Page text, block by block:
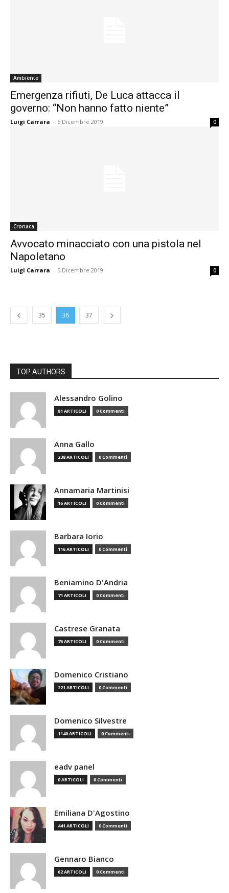
Ambiente
Emergenza rifiuti, De Luca attacca il
governo: “Non hanno fatto niente”
Luigi Carrara - 5 Dicembre 2019 0
Cronaca
Avvocato minacciato con una pistola nel
Napoletano
Luigi Carrara - 5 Dicembre 2019 0
35 36 37
TOP AUTHORS
Alessandro Golino
81 ARTICOLI 0 Commenti
Anna Gallo
238 ARTICOLI 0 Commenti
Annamaria Martinisi
16 ARTICOLI 0 Commenti
Barbara Iorio
116 ARTICOLI 0 Commenti
Beniamino D'Andria
71 ARTICOLI 0 Commenti
Castrese Granata
76 ARTICOLI 0 Commenti
Domenico Cristiano
221 ARTICOLI 0 Commenti
Domenico Silvestre
1140 ARTICOLI 0 Commenti
eadv panel
0 ARTICOLI 0 Commenti
Emiliana D'Agostino
441 ARTICOLI 0 Commenti
Gennaro Bianco
62 ARTICOLI 0 Commenti